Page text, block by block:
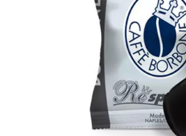
100 capsule Caffè
con tutte le
Nespresso ® REspresso